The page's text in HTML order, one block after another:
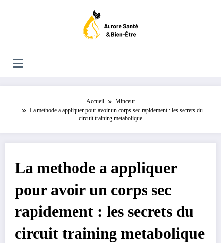
Accueil
Minceur
La methode a appliquer pour avoir un corps sec rapidement : les secrets du
circuit training metabolique
La methode a appliquer
pour avoir un corps sec
rapidement : les secrets du
circuit training metabolique